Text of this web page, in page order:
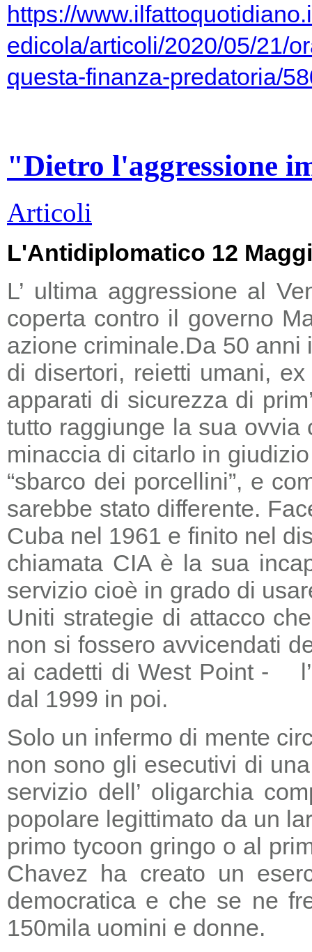
https://
edicola/articoli/2020/05/21/
questa-finanza-predatoria/
"Dietro l'aggressione
Articoli
L'Antidiplomatico 12
L’ ultima aggressione al
coperta contro il governo
azione criminale.Da 50 anni
di disertori, reietti umani,
apparati di sicurezza di
tutto raggiunge la sua
minaccia di citarlo in
“sbarco dei porcellini”, e
sarebbe stato differente.
Cuba nel 1961 e finito nel
chiamata CIA è la sua
servizio cioè in grado di
Uniti strategie di attacco
non si fossero avvicendati
ai cadetti di West Point - l’
dal 1999 in poi.
Solo un infermo di mente
non sono gli esecutivi di
servizio dell’ oligarchia
popolare legittimato da un
primo tycoon gringo o al
Chavez ha creato un
democratica e che se ne
150mila uomini e donne.